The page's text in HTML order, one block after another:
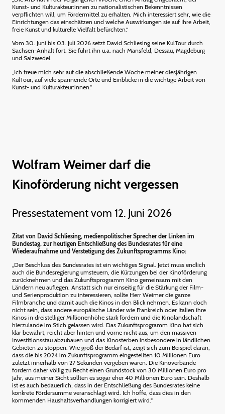
Kunst- und Kulturakteur:innen zu nationalistischen Bekenntnissen
verpflichten will, um Fördermittel zu erhalten. Mich interessiert sehr, wie die
Einrichtungen das einschätzen und welche Auswirkungen sie auf Ihre Arbeit,
freie Kunst und kulturelle Vielfalt befürchten.“
Vom 30. Juni bis 03. Juli 2026 setzt David Schliesing seine KulTour durch
Sachsen-Anhalt fort. Sie führt ihn u.a. nach Mansfeld, Dessau, Magdeburg
und Salzwedel.
„Ich freue mich sehr auf die abschließende Woche meiner diesjährigen
KulTour, auf viele spannende Orte und Einblicke in die wichtige Arbeit von
Kunst- und Kulturakteur:innen.“
Wolfram Weimer darf die
Kinoförderung nicht vergessen
Pressestatement vom 12. Juni 2026
Zitat von David Schliesing, medienpolitischer Sprecher der Linken im
Bundestag, zur heutigen Entschließung des Bundesrates für eine
Wiederaufnahme und Verstetigung des Zukunftsprogramms Kino:
„Der Beschluss des Bundesrates ist ein wichtiges Signal. Jetzt muss endlich
auch die Bundesregierung umsteuern, die Kürzungen bei der Kinoförderung
zurücknehmen und das Zukunftsprogramm Kino gemeinsam mit den
Ländern neu auflegen. Anstatt sich nur einseitig für die Stärkung der Film-
und Serienproduktion zu interessieren, sollte Herr Weimer die ganze
Filmbranche und damit auch die Kinos in den Blick nehmen. Es kann doch
nicht sein, dass andere europäische Länder wie Frankreich oder Italien ihre
Kinos in dreistelliger Millionenhöhe stark fördern und die Kinolandschaft
hierzulande im Stich gelassen wird. Das Zukunftsprogramm Kino hat sich
klar bewährt, reicht aber hinten und vorne nicht aus, um den massiven
Investitionsstau abzubauen und das Kinosterben insbesondere in ländlichen
Gebieten zu stoppen. Wie groß der Bedarf ist, zeigt sich zum Beispiel daran,
dass die bis 2024 im Zukunftsprogramm eingestellten 10 Millionen Euro
zuletzt innerhalb von 27 Sekunden vergeben waren. Die Kinoverbände
fordern daher völlig zu Recht einen Grundstock von 30 Millionen Euro pro
Jahr, aus meiner Sicht sollten es sogar eher 40 Millionen Euro sein. Deshalb
ist es auch bedauerlich, dass in der Entschließung des Bundesrates keine
konkrete Fördersumme veranschlagt wird. Ich hoffe, dass dies in den
kommenden Haushaltsverhandlungen korrigiert wird."